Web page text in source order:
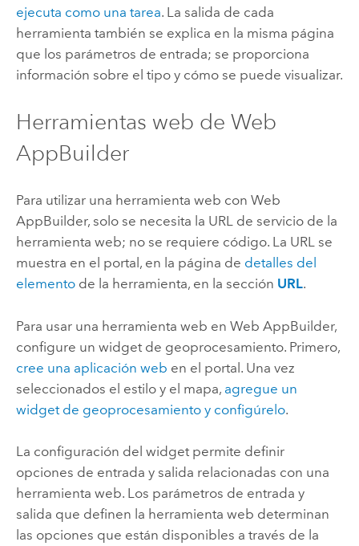
ejecuta como una tarea. La salida de cada
herramienta también se explica en la misma página
que los parámetros de entrada; se proporciona
información sobre el tipo y cómo se puede visualizar.
Herramientas web de Web
AppBuilder
Para utilizar una herramienta web con Web
AppBuilder, solo se necesita la URL de servicio de la
herramienta web; no se requiere código. La URL se
muestra en el portal, en la página de detalles del
elementode la herramienta, en la sección URL.
Para usar una herramienta web en Web AppBuilder,
configure un widget de geoprocesamiento. Primero,
cree una aplicación web en el portal. Una vez
seleccionados el estilo y el mapa, agregue un
widget de geoprocesamiento y configúrelo.
La configuración del widget permite definir
opciones de entrada y salida relacionadas con una
herramienta web. Los parámetros de entrada y
salida que definen la herramienta web determinan
las opciones que están disponibles a través de la